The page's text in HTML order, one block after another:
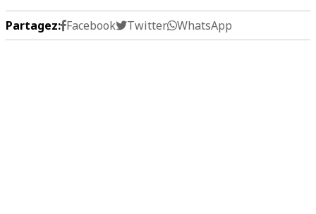
Partagez: Facebook Twitter WhatsApp